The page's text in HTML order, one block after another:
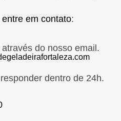
entre em contato:
do nosso email.
dentro de 24h.